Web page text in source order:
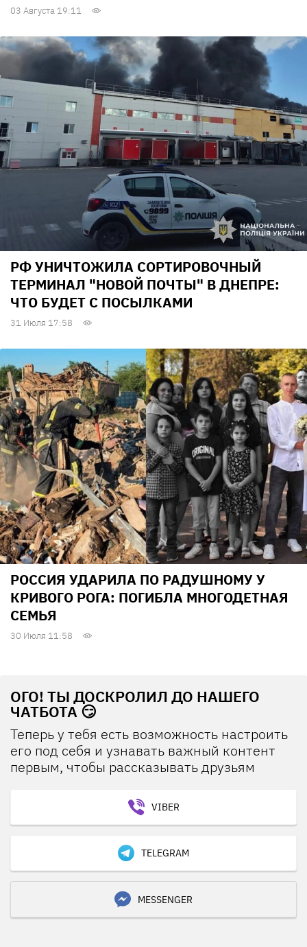
03 Августа 19:11
РФ УНИЧТОЖИЛА СОРТИРОВОЧНЫЙ
ТЕРМИНАЛ "НОВОЙ ПОЧТЫ" В ДНЕПРЕ:
ЧТО БУДЕТ С ПОСЫЛКАМИ
31 Июля 17:58
РОССИЯ УДАРИЛА ПО РАДУШНОМУ У
КРИВОГО РОГА: ПОГИБЛА МНОГОДЕТНАЯ
СЕМЬЯ
30 Июля 11:58
ОГО! ТЫ ДОСКРОЛИЛ ДО НАШЕГО
ЧАТБОТА 😏
Теперь у тебя есть возможность настроить
его под себя и узнавать важный контент
первым, чтобы рассказывать друзьям
VIBER
TELEGRAM
MESSENGER